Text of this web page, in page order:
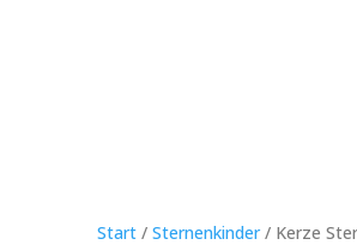
Start/ Sternenkinder/ Kerze